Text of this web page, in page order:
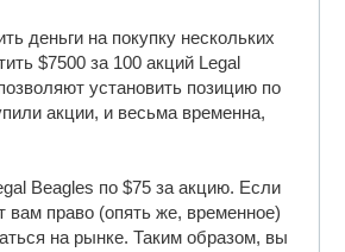
деньги на покупку нескольких
$7500 за 100 акций Legal
установить позицию по
акции, и весьма временна,
Beagles по $75 за акцию. Если
вам право (опять же, временное)
на рынке. Таким образом, вы